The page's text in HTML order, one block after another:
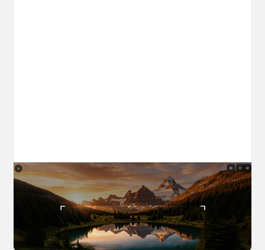
The World Builder's Handbook
Build a world once, shoot from it forever. Your
complete guide to creating, navigating, and
capturing inside OpenArt Worlds.
March 25, 2026